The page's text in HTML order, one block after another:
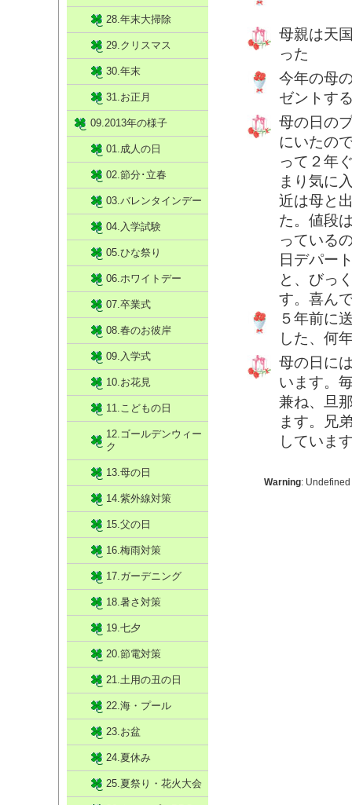
母親は天
った
今年の母
ゼントす
母の日の
にいたの
って２年
まり気に
近は母と
た。値段
っている
日デパー
と、びっ
す。喜ん
５年前に
した、何
母の日に
います。
兼ね、旦
ます。兄
していま
Warning:
28.年末大掃除
29.クリスマス
30.年末
31.お正月
09.2013年の様子
01.成人の日
02.節分･立春
03.バレンタインデー
04.入学試験
05.ひな祭り
06.ホワイトデー
07.卒業式
08.春のお彼岸
09.入学式
10.お花見
11.こどもの日
12.ゴールデンウィー
ク
13.母の日
14.紫外線対策
15.父の日
16.梅雨対策
17.ガーデニング
18.暑さ対策
19.七夕
20.節電対策
21.土用の丑の日
22.海・プール
23.お盆
24.夏休み
25.夏祭り・花火大会